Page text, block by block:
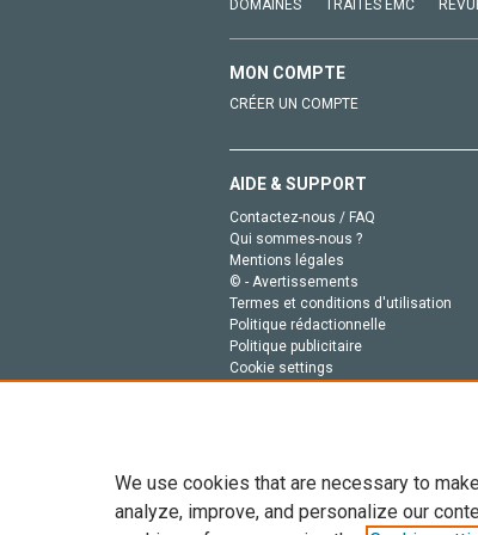
DOMAINES TRAITÉS EMC
MON COMPTE
CRÉER UN COMPTE
AIDE & SUPPORT
Contactez-nous / FAQ
Qui sommes-nous ?
Mentions légales
© - Avertissements
Termes et conditions d'utilisation
Politique rédactionnelle
Politique publicitaire
Cookie settings
We use cookies that are necessary to
analyze, improve, and personalize our